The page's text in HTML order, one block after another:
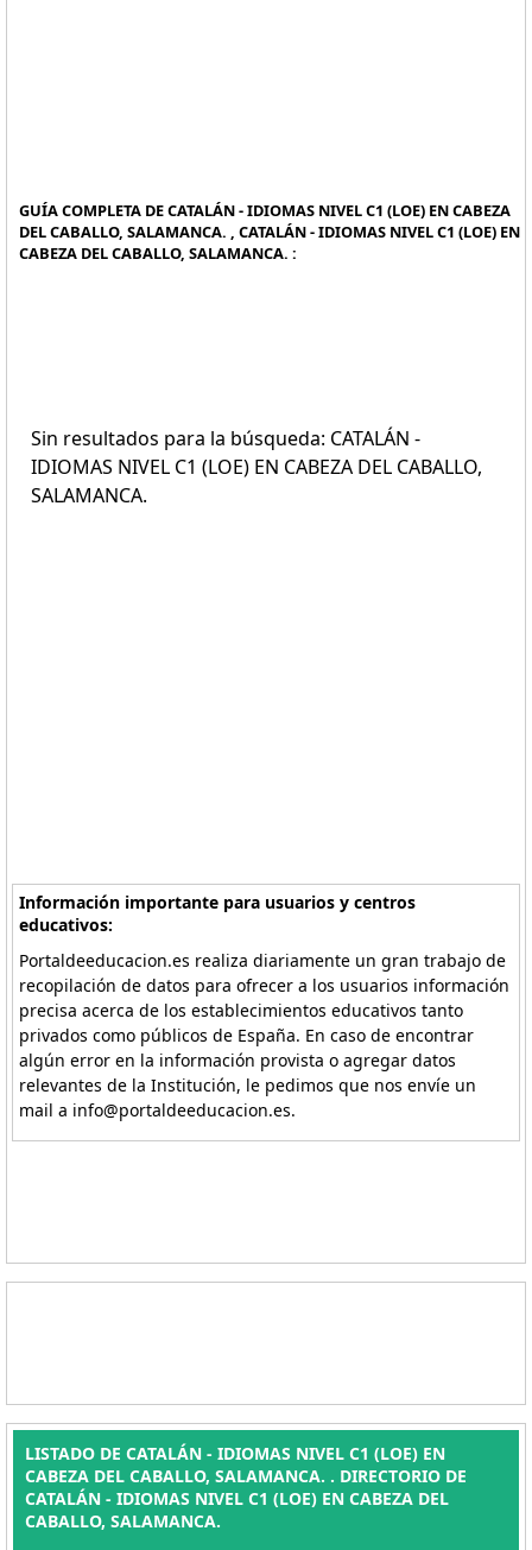
GUÍA COMPLETA DE CATALÁN - IDIOMAS NIVEL C1 (LOE) EN CABEZA
DEL CABALLO, SALAMANCA. , CATALÁN - IDIOMAS NIVEL C1 (LOE) EN
CABEZA DEL CABALLO, SALAMANCA. :
Sin resultados para la búsqueda: CATALÁN -
IDIOMAS NIVEL C1 (LOE) EN CABEZA DEL CABALLO,
SALAMANCA.
Información importante para usuarios y centros
educativos:
Portaldeeducacion.es realiza diariamente un gran trabajo de
recopilación de datos para ofrecer a los usuarios información
precisa acerca de los establecimientos educativos tanto
privados como públicos de España. En caso de encontrar
algún error en la información provista o agregar datos
relevantes de la Institución, le pedimos que nos envíe un
mail a info@portaldeeducacion.es.
LISTADO DE CATALÁN - IDIOMAS NIVEL C1 (LOE) EN
CABEZA DEL CABALLO, SALAMANCA. . DIRECTORIO DE
CATALÁN - IDIOMAS NIVEL C1 (LOE) EN CABEZA DEL
CABALLO, SALAMANCA.